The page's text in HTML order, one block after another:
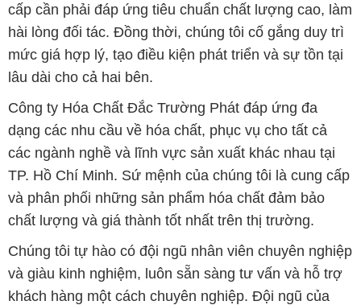
Công ty Hóa Chất Đắc Trường Phát đáp ứng đa
dạng các nhu cầu về hóa chất, phục vụ cho tất cả
các ngành nghề và lĩnh vực sản xuất khác nhau tại
TP. Hồ Chí Minh. Sứ mệnh của chúng tôi là cung cấp
và phân phối những sản phẩm hóa chất đảm bảo
chất lượng và giá thành tốt nhất trên thị trường.
Chúng tôi tự hào có đội ngũ nhân viên chuyên nghiệp
và giàu kinh nghiệm, luôn sẵn sàng tư vấn và hỗ trợ
khách hàng một cách chuyên nghiệp. Đội ngũ của
chúng tôi đảm bảo mang lại sự hài lòng và thành
công cho khách hàng.
Để biết thêm thông tin chi tiết và được tư vấn, quý
khách hàng có thể truy cập vào trang web của chúng